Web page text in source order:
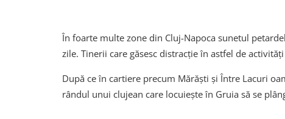
În foarte multe zone din Cluj-Napoca sunetul
zile. Tinerii care găsesc distracție în astfel de
După ce în cartiere precum Mărăști și Între Lacuri
rândul unui clujean care locuiește în Gruia să se